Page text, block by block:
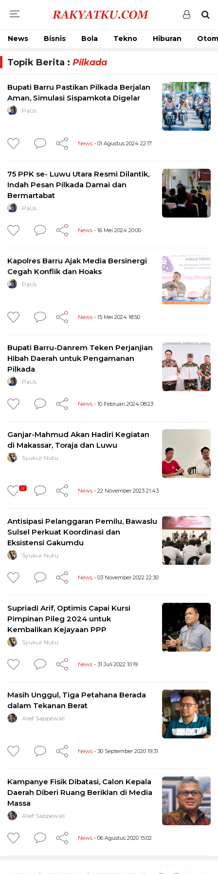
News Bisnis Bola Tekno Hiburan
Topik Berita : Pilkada
Bupati Barru Pastikan Pilkada Berjalan
Aman, Simulasi Sispamkota Digelar
PaUs
News - 01 Agustus 2024 22:17
75 PPK se- Luwu Utara Resmi Dilantik,
Indah Pesan Pilkada Damai dan
Bermartabat
PaUs
News - 16 Mei 2024 20:00
Kapolres Barru Ajak Media Bersinergi
Cegah Konflik dan Hoaks
PaUs
News - 15 Mei 2024 18:50
Bupati Barru-Danrem Teken Perjanjian
Hibah Daerah untuk Pengamanan
Pilkada
PaUs
News - 10 Februari 2024 08:23
Ganjar-Mahmud Akan Hadiri Kegiatan
di Makassar, Toraja dan Luwu
Syukur Nutu
1 News - 22 November 2023 21:43
Antisipasi Pelanggaran Pemilu, Bawaslu
Sulsel Perkuat Koordinasi dan
Eksistensi Gakumdu
Syukur Nutu
News - 03 November 2022 22:30
Supriadi Arif, Optimis Capai Kursi
Pimpinan Pileg 2024 untuk
Kembalikan Kejayaan PPP
Syukur Nutu
News - 31 Juli 2022 10:19
Masih Unggul, Tiga Petahana Berada
dalam Tekanan Berat
Alief Sappewali
News - 30 September 2020 19:31
Kampanye Fisik Dibatasi, Calon Kepala
Daerah Diberi Ruang Beriklan di Media
Massa
Alief Sappewali
News - 06 Agustus 2020 15:02